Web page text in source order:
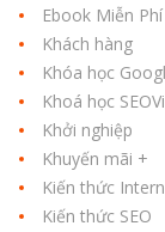
Ebook Miễn Phí
Khách hàng
Khóa học
Khoá học
Khởi nghiệp
Khuyến mãi +
Kiến thức
Kiến thức SEO